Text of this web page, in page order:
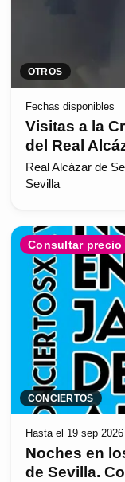
OTROS
Fechas disponibles
Visitas a la
del Real
Real Alcázar de
Sevilla
Consultar precio
CONCIERTOS
Hasta el 19 sep 2026
Noches en
de Sevilla.